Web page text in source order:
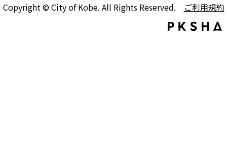
Copyright © City of Kobe. All Rights Reserved. ご利用規約